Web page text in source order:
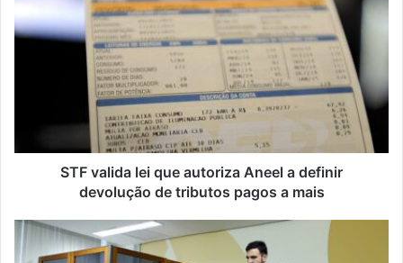
STF valida lei que autoriza Aneel a definir
devolução de tributos pagos a mais